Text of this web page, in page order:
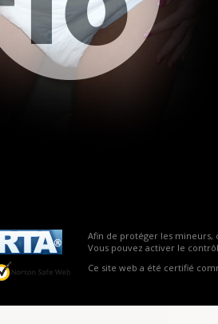
Afin de protéger les mineurs,
Vous pouvez activer le
Ce site web a été certifié
Nom d'utilisateur
Mot de passe